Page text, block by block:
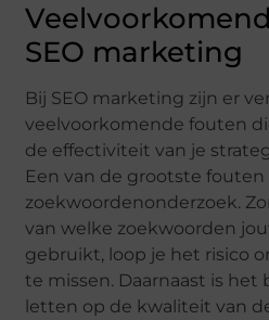
SEO marketing
Bij SEO marketing zijn er
veelvoorkomende fouten
de effectiviteit van je
Een van de grootste
zoekwoordenonderzoek.
van welke zoekwoorden
gebruikt, loop je het risico
te missen. Daarnaast is het
letten op de kwaliteit van